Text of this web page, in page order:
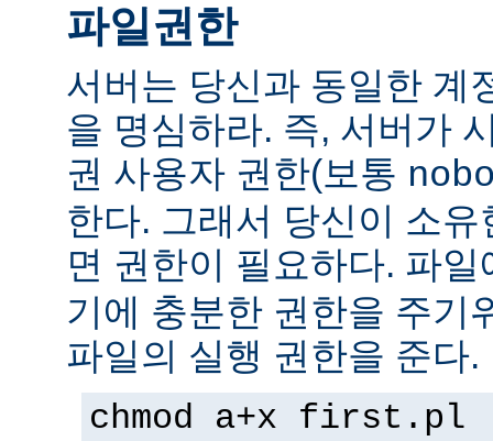
파일권한
서버는 당신과 동일한 계
을 명심하라. 즉, 서버가
권 사용자 권한(보통
한다. 그래서 당신이 소
면 권한이 필요하다. 파
기에 충분한 권한을 주기
파일의 실행 권한을 준다.
chmod a+x first.pl